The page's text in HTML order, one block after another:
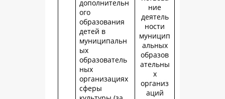
дополнительн
ого
образования
детей в
муниципальн
ых
образователь
ных
организациях
сферы
ние
деятель
ности
муницип
альных
образов
ательны
х
организ
аций